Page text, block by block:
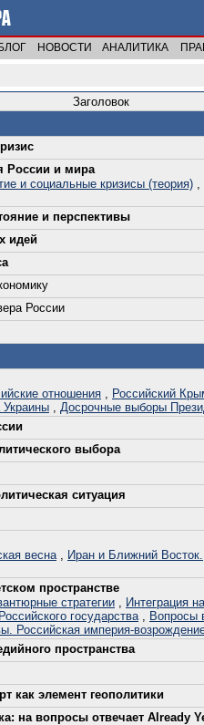
БЛОГ НОВОСТИ АНАЛИТИКА
Заголовок
России и мира
и социальные кризисы (теория) ,
и перспективы
идей
России
отношения , Российский
, Досрочные выборы
выбора
ситуация
весна, Иран и Ближний Восток.
пространстве
стратегии , Интеграция
государства, Вопросы
Российская империя-
пространства
как элемент геополитики
на вопросы отвечает Already